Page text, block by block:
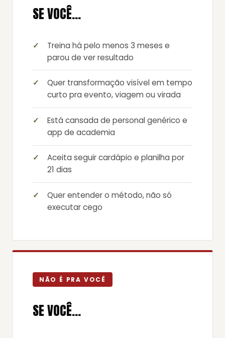
SE VOCÊ…
Treina há pelo menos 3 meses e
parou de ver resultado
Quer transformação visível em tempo
curto pra evento, viagem ou virada
Está cansada de personal genérico e
app de academia
Aceita seguir cardápio e planilha por
21 dias
Quer entender o método, não só
executar cego
NÃO É PRA VOCÊ
SE VOCÊ…